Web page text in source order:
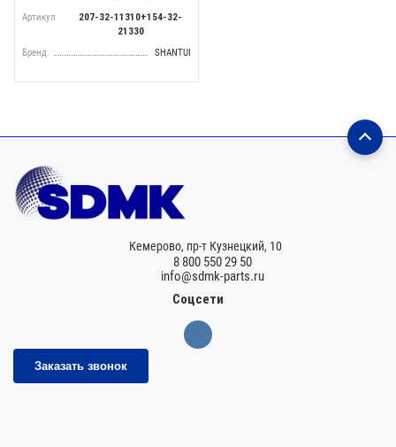
Артикул
207-32-11310+154-32-
21330
Бренд
SHANTUI
Кемерово, пр-т Кузнецкий, 10
8 800 550 29 50
info@sdmk-parts.ru
Соцсети
Заказать звонок